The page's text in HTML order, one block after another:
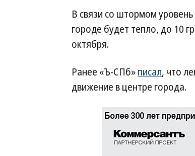
В связи со штормом
городе будет тепло, до 10
октября.
Ранее «Ъ-СПб»писал, что
движение в центре города.